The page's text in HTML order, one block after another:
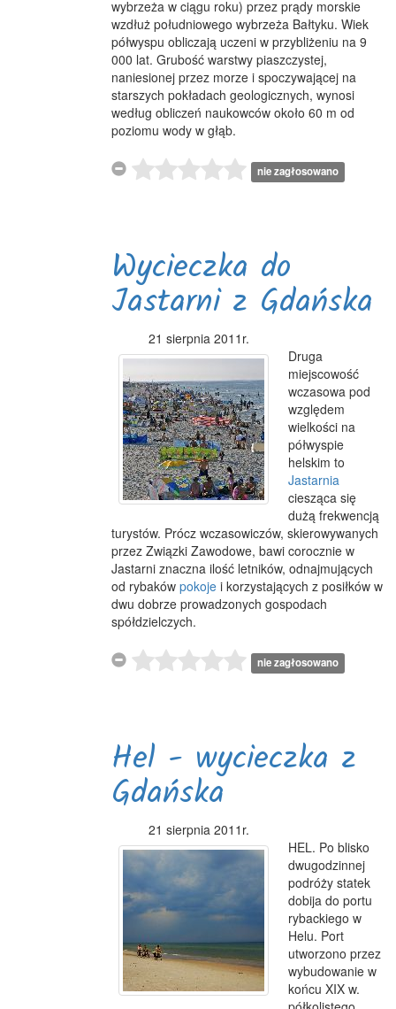
wybrzeża w ciągu roku) przez prądy morskie
wzdłuż południowego wybrzeża Bałtyku. Wiek
półwyspu obliczają uczeni w przybliżeniu na 9
000 lat. Grubość warstwy piaszczystej,
naniesionej przez morze i spoczywającej na
starszych pokładach geologicznych, wynosi
według obliczeń naukowców około 60 m od
poziomu wody w głąb.
nie zagłosowano
Wycieczka do
Jastarni z Gdańska
21 sierpnia 2011r.
Druga
miejscowość
wczasowa pod
względem
wielkości na
półwyspie
helskim to
Jastarnia
ciesząca się
dużą frekwencją
turystów. Prócz wczasowiczów, skierowywanych
przez Związki Zawodowe, bawi corocznie w
Jastarni znaczna ilość letników, odnajmujących
od rybaków pokoje i korzystających z posiłków w
dwu dobrze prowadzonych gospodach
spółdzielczych.
nie zagłosowano
Hel - wycieczka z
Gdańska
21 sierpnia 2011r.
HEL. Po blisko
dwugodzinnej
podróży statek
dobija do portu
rybackiego w
Helu. Port
utworzono przez
wybudowanie w
końcu XIX w.